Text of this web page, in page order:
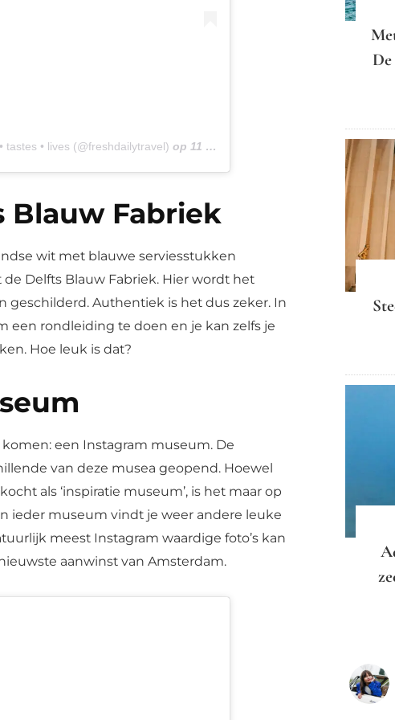
• lives (@freshdailytravel) op 11 Okt 2020 om 1:40 (PDT)
Blauw Fabriek
wit met blauwe serviesstukken
Delfts Blauw Fabriek. Hier wordt het
geschilderd. Authentiek is het dus zeker. In
een rondleiding te doen en je kan zelfs je
Hoe leuk is dat?
een Instagram museum. De
van deze musea geopend. Hoewel
als ‘inspiratie museum’, is het maar op
ieder museum vindt je weer andere leuke
meest Instagram waardige foto’s kan
aanwinst van Amsterdam.